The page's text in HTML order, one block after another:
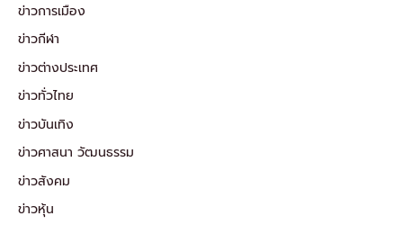
ข่าวการเมือง
ข่าวกีฬา
ข่าวต่างประเทศ
ข่าวทั่วไทย
ข่าวบันเทิง
ข่าวศาสนา วัฒนธรรม
ข่าวสังคม
ข่าวหุ้น